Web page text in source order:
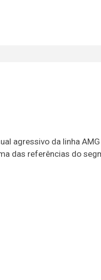
agressivo da linha
das referências do